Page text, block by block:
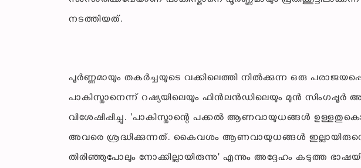
നടത്തിയത്.
പൂർണ്ണമായും തകർച്ചയുടെ വക്കിലെത്തി നിൽക്കുന്ന ഒരു
പാകിസ്താനെന്ന് റഷ്യയിലെയും ഫിൻലൻഡിലെയും മുൻ
വിശേഷിപ്പിച്ചു. 'പാകിസ്താന്റെ പക്കൽ ആണവായുധങ്ങൾ
അവരെ ശ്രദ്ധിക്കുന്നത്. കൈവശം ആണവായുധങ്ങൾ
തിരിഞ്ഞുപോലും നോക്കില്ലായിരുന്നു' എന്നും അദ്ദേഹം കടുത്ത